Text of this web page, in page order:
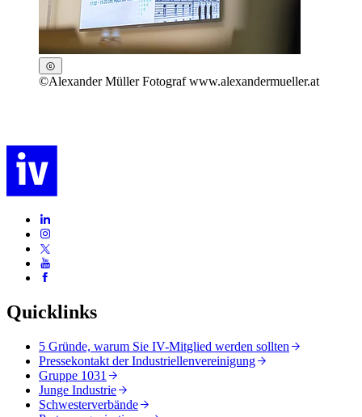
©Alexander Müller Fotograf www.alexandermueller.at
Quicklinks
5 Gründe, warum Sie IV-Mitglied werden sollten
Pressekontakt der Industriellenvereinigung
Gruppe 1031
Junge Industrie
Schwesterverbände